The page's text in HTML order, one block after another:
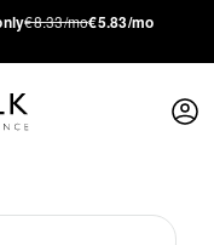
€8.33/mo€5.83/mo